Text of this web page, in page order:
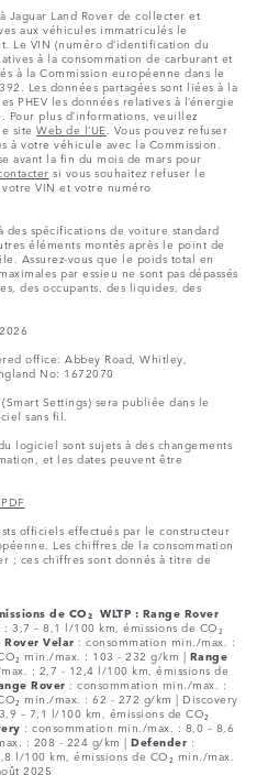
Jaguar Land Rover de collecter et
aux véhicules immatriculés le
Le VIN (numéro d’identification du
à la consommation de carburant et
à la Commission européenne dans le
Les données partagées sont liées à la
PHEV les données relatives à l’énergie
plus d’informations, veuillez
site Web de l’UE. Vous pouvez refuser
à votre véhicule avec la Commission.
avant la fin du mois de mars pour
si vous souhaitez refuser le
VIN et votre numéro
spécifications de voiture standard
éléments montés après le point de
Assurez-vous que le poids total en
par essieu ne sont pas dépassés
des occupants, des liquides, des
office: Abbey Road, Whitley,
No: 1672070
Settings) sera publiée dans le
sans fil.
logiciel sont sujets à des changements
et les dates peuvent être
officiels effectués par le constructeur
Les chiffres de la consommation
; ces chiffres sont donnés à titre de
de CO₂ WLTP : Range Rover
3,7 – 8,1 l/100 km, émissions de CO₂
Rover Velar : consommation min./max. :
min./max. : 103 - 232 g/km | Range
: 2,7 - 12,4 l/100 km, émissions de
Rover : consommation min./max. :
min./max. : 62 - 272 g/km | Discovery
– 7,1 l/100 km, émissions de CO₂
: consommation min./max. : 8,0 – 8,6
: 208 - 224 g/km | Defender :
l/100 km, émissions de CO₂ min./max.
2025